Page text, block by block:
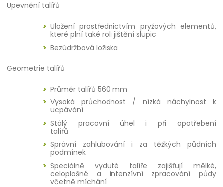
Upevnění talířů
Uložení prostřednictvím pryžových elementů,
které plní také roli jištění slupic
Bezúdržbová ložiska
Geometrie talířů
Průměr talířů 560 mm
Vysoká průchodnost / nízká náchylnost k
ucpávání
Stálý pracovní úhel i při opotřebení
talířů
Správní zahlubování i za těžkých půdních
podmínek
Speciálně vyduté talíře zajišťují mělké,
celoplošné a intenzívní zpracování půdy
včetně míchání